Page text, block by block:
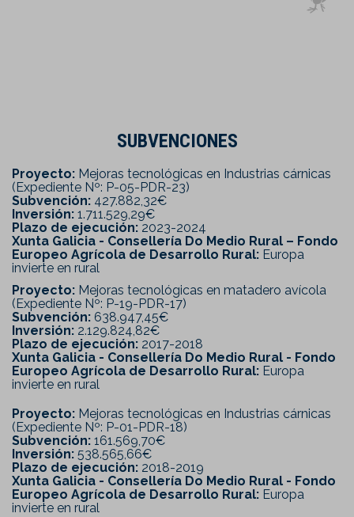
SUBVENCIONES
Proyecto: Mejoras tecnológicas en Industrias cárnicas
(Expediente Nº: P-05-PDR-23)
Subvención: 427.882,32€
Inversión: 1.711.529,29€
Plazo de ejecución: 2023-2024
Xunta Galicia - Consellería Do Medio Rural – Fondo
Europeo Agrícola de Desarrollo Rural: Europa
invierte en rural
Proyecto: Mejoras tecnológicas en matadero avícola
(Expediente Nº: P-19-PDR-17)
Subvención: 638.947,45€
Inversión: 2.129.824,82€
Plazo de ejecución: 2017-2018
Xunta Galicia - Consellería Do Medio Rural - Fondo
Europeo Agrícola de Desarrollo Rural: Europa
invierte en rural
Proyecto: Mejoras tecnológicas en Industrias cárnicas
(Expediente Nº: P-01-PDR-18)
Subvención: 161.569,70€
Inversión: 538.565,66€
Plazo de ejecución: 2018-2019
Xunta Galicia - Consellería Do Medio Rural - Fondo
Europeo Agrícola de Desarrollo Rural: Europa
invierte en rural